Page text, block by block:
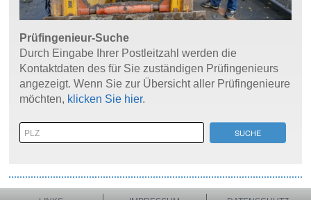
Prüfingenieur-Suche
Durch Eingabe Ihrer Postleitzahl werden die
Kontaktdaten des für Sie zuständigen Prüfingenieurs
angezeigt. Wenn Sie zur Übersicht aller Prüfingenieure
möchten, klicken Sie hier.
SUCHE